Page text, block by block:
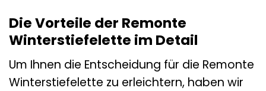
Die Vorteile der Remonte
Winterstiefelette im Detail
Um Ihnen die Entscheidung für die Remonte
Winterstiefelette zu erleichtern, haben wir